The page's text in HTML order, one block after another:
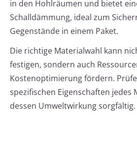
in den Hohlräumen und bietet
Schalldämmung, ideal zum
Gegenstände in einem Paket.
Die richtige Materialwahl kann
festigen, sondern auch
Kostenoptimierung fördern.
spezifischen Eigenschaften jedes
dessen Umweltwirkung sorgfältig.